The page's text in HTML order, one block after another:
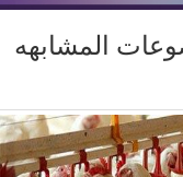
المشابهه